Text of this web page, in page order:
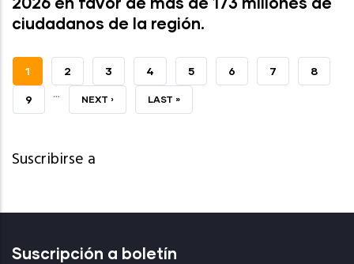
ciudadanos de la región.
PÁGINA
ACTUAL
1 PAGE
2 PAGE
3 PAGE
4 PAGE
5 PAGE
6 PAGE
7 PAGE
8
PAGE
9 … SIGUIENTE
NEXT › ÚLTIMA
LAST »
Suscribirse a
Suscripción a boletín